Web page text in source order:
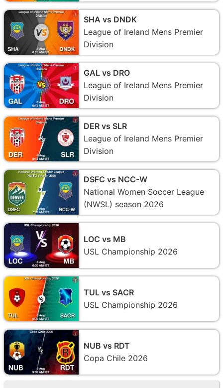
SHA vs DNDK
League of Ireland Mens Premier
Division
GAL vs DRO
League of Ireland Mens Premier
Division
DER vs SLR
League of Ireland Mens Premier
Division
DSFC vs NCC-W
National Women Soccer League
(NWSL) season 2026
LOC vs MB
USL Championship 2026
TUL vs SACR
USL Championship 2026
NUB vs RDT
Copa Chile 2026